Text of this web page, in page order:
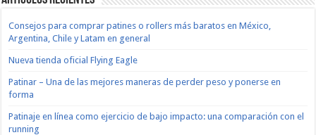
Consejos para comprar patines o rollers más baratos en México,
Argentina, Chile y Latam en general
Nueva tienda oficial Flying Eagle
Patinar – Una de las mejores maneras de perder peso y ponerse en
forma
Patinaje en línea como ejercicio de bajo impacto: una comparación con el
running